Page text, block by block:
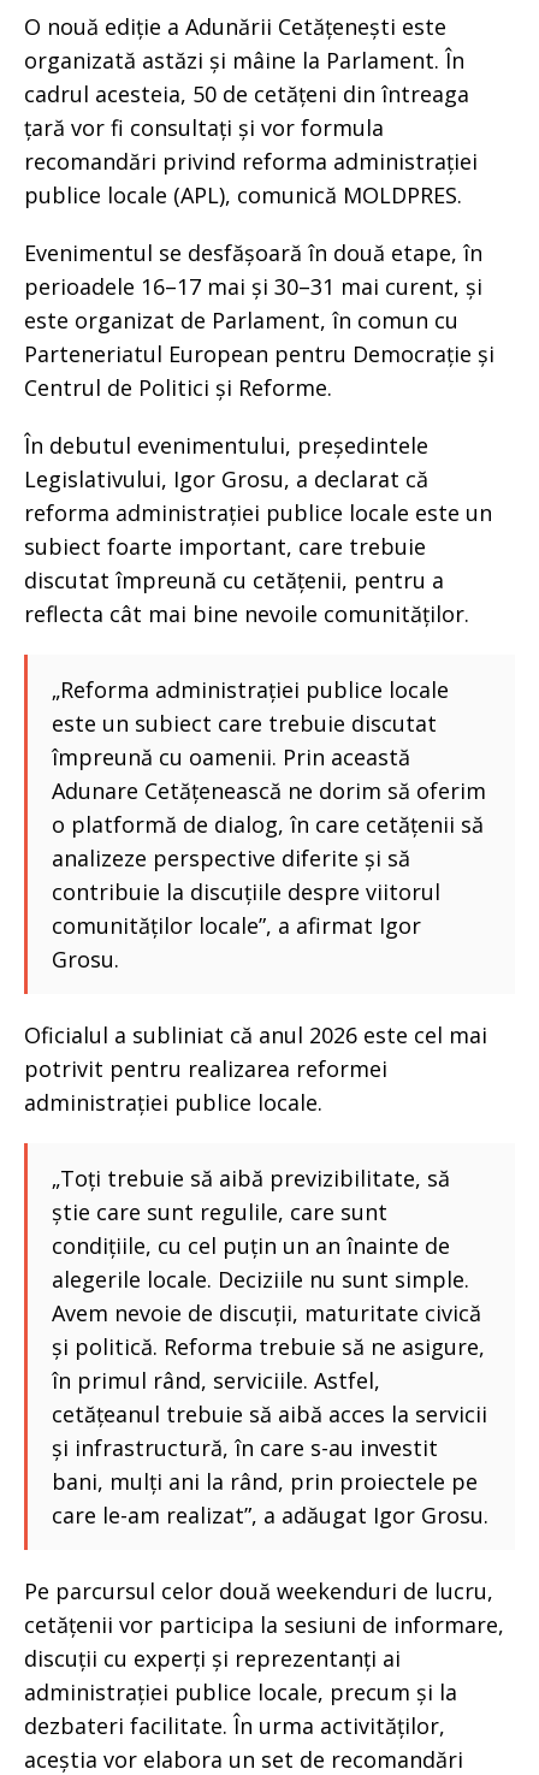
O nouă ediție a Adunării Cetățenești este
organizată astăzi și mâine la Parlament. În
cadrul acesteia, 50 de cetățeni din întreaga
țară vor fi consultați și vor formula
recomandări privind reforma administrației
publice locale (APL), comunică MOLDPRES.
Evenimentul se desfășoară în două etape, în
perioadele 16–17 mai și 30–31 mai curent, și
este organizat de Parlament, în comun cu
Parteneriatul European pentru Democrație și
Centrul de Politici și Reforme.
În debutul evenimentului, președintele
Legislativului, Igor Grosu, a declarat că
reforma administrației publice locale este un
subiect foarte important, care trebuie
discutat împreună cu cetățenii, pentru a
reflecta cât mai bine nevoile comunităților.
„Reforma administrației publice locale
este un subiect care trebuie discutat
împreună cu oamenii. Prin această
Adunare Cetățenească ne dorim să oferim
o platformă de dialog, în care cetățenii să
analizeze perspective diferite și să
contribuie la discuțiile despre viitorul
comunităților locale”, a afirmat Igor
Grosu.
Oficialul a subliniat că anul 2026 este cel mai
potrivit pentru realizarea reformei
administrației publice locale.
„Toți trebuie să aibă previzibilitate, să
știe care sunt regulile, care sunt
condițiile, cu cel puțin un an înainte de
alegerile locale. Deciziile nu sunt simple.
Avem nevoie de discuții, maturitate civică
și politică. Reforma trebuie să ne asigure,
în primul rând, serviciile. Astfel,
cetățeanul trebuie să aibă acces la servicii
și infrastructură, în care s-au investit
bani, mulți ani la rând, prin proiectele pe
care le-am realizat”, a adăugat Igor Grosu.
Pe parcursul celor două weekenduri de lucru,
cetățenii vor participa la sesiuni de informare,
discuții cu experți și reprezentanți ai
administrației publice locale, precum și la
dezbateri facilitate. În urma activităților,
aceștia vor elabora un set de recomandări